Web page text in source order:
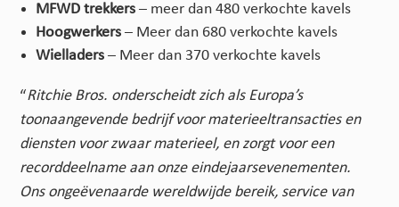
MFWD trekkers – meer dan 480 verkochte kavels
Hoogwerkers – Meer dan 680 verkochte kavels
Wielladers – Meer dan 370 verkochte kavels
“Ritchie Bros. onderscheidt zich als Europa’s
toonaangevende bedrijf voor materieeltransacties en
diensten voor zwaar materieel, en zorgt voor een
recorddeelname aan onze eindejaarsevenementen.
Ons ongeëvenaarde wereldwijde bereik, service van